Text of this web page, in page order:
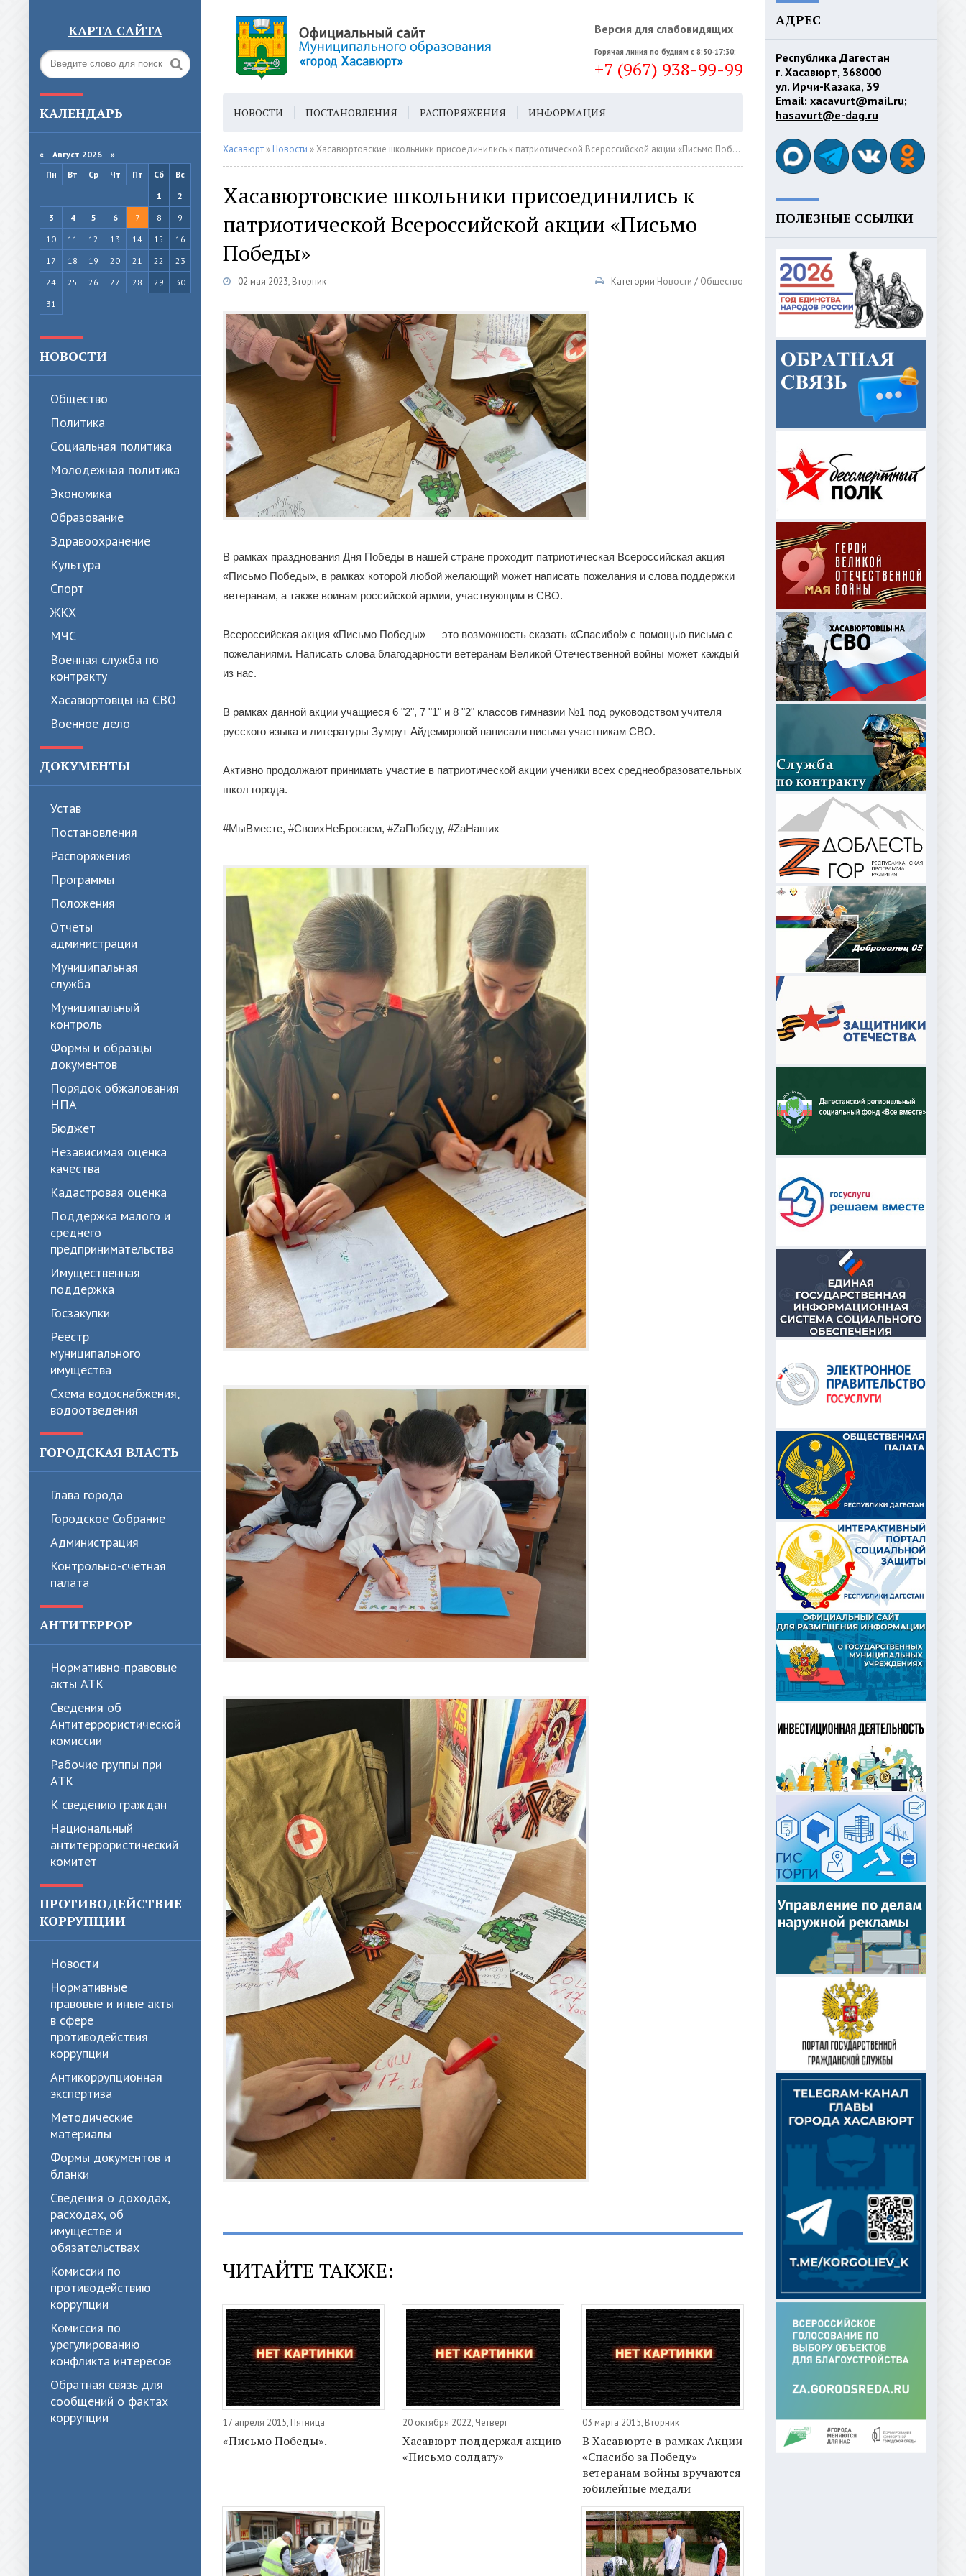
КАРТА САЙТА Версия для слабовидящих
Горячая линия по будням с 8:30-17:30:
+7 (967) 938-99-99
КАЛЕНДАРЬ
« Август 2026 »
Пн
Вт Ср Чт Пт Сб
Вс
1
2
3
4 5 6 7 8
9
10
11 12 13 14 15
16
17
18 19 20 21 22
23
24
25 26 27 28 29
30
31
НОВОСТИ
Общество
Политика
Cоциальная политика
Молодежная политика
Экономика
Образование
Здравоохранение
Культура
Спорт
ЖКХ
МЧС
Военная служба по
контракту
Хасавюртовцы на СВО
Военное дело
ДОКУМЕНТЫ
Устав
Постановления
Распоряжения
Программы
Положения
Отчеты
администрации
Муниципальная
служба
Муниципальный
контроль
Формы и образцы
документов
Порядок обжалования
НПА
Бюджет
Независимая оценка
качества
Кадастровая оценка
Поддержка малого и
среднего
предпринимательства
Имущественная
поддержка
Госзакупки
Реестр
муниципального
имущества
Схема водоснабжения,
водоотведения
ГОРОДСКАЯ ВЛАСТЬ
Глава города
Городское Собрание
Администрация
Контрольно-счетная
палата
АНТИТЕРРОР
Нормативно-правовые
акты АТК
Сведения об
Антитеррористической
комиссии
Рабочие группы при
АТК
К сведению граждан
Национальный
антитеррористический
комитет
ПРОТИВОДЕЙСТВИЕ
КОРРУПЦИИ
Новости
Нормативные
правовые и иные акты
в сфере
противодействия
коррупции
Антикоррупционная
экспертиза
Методические
материалы
Формы документов и
бланки
Сведения о доходах,
расходах, об
имуществе и
обязательствах
Комиссии по
противодействию
коррупции
Комиссия по
урегулированию
конфликта интересов
Обратная связь для
сообщений о фактах
коррупции
НОВОСТИ ПОСТАНОВЛЕНИЯ РАСПОРЯЖЕНИЯ ИНФОРМАЦИЯ
ГОРОДСКАЯ СРЕДА ГЕН. ПЛАН
Хасавюрт » Новости » Хасавюртовские школьники присоединились к патриотической Всероссийской акции «Письмо Победы»
Хасавюртовские школьники присоединились к
патриотической Всероссийской акции «Письмо
Победы»
02 мая 2023, Вторник Категории Новости / Общество
В рамках празднования Дня Победы в нашей стране проходит патриотическая Всероссийская акция
«Письмо Победы», в рамках которой любой желающий может написать пожелания и слова поддержки
ветеранам, а также воинам российской армии, участвующим в СВО.
Всероссийская акция «Письмо Победы» — это возможность сказать «Спасибо!» с помощью письма с
пожеланиями. Написать слова благодарности ветеранам Великой Отечественной войны может каждый
из нас.
В рамках данной акции учащиеся 6 "2", 7 "1" и 8 "2" классов гимназии №1 под руководством учителя
русского языка и литературы Зумрут Айдемировой написали письма участникам СВО.
Активно продолжают принимать участие в патриотической акции ученики всех среднеобразовательных
школ города.
#МыВместе, #СвоихНеБросаем, #ZаПобеду, #ZаНаших
ЧИТАЙТЕ ТАКЖЕ:
17 апреля 2015, Пятница
«Письмо Победы».
20 октября 2022, Четверг
Хасавюрт поддержал акцию
«Письмо солдату»
03 марта 2015, Вторник
В Хасавюрте в рамках Акции
«Спасибо за Победу»
ветеранам войны вручаются
юбилейные медали
АДРЕС
Республика Дагестан
г. Хасавюрт, 368000
ул. Ирчи-Казака, 39
Email: xacavurt@mail.ru;
hasavurt@e-dag.ru
ПОЛЕЗНЫЕ ССЫЛКИ